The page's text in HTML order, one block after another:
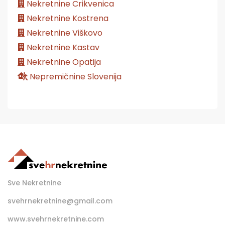
Nekretnine Crikvenica
Nekretnine Kostrena
Nekretnine Viškovo
Nekretnine Kastav
Nekretnine Opatija
Nepremičnine Slovenija
Sve Nekretnine
svehrnekretnine@gmail.com
www.svehrnekretnine.com